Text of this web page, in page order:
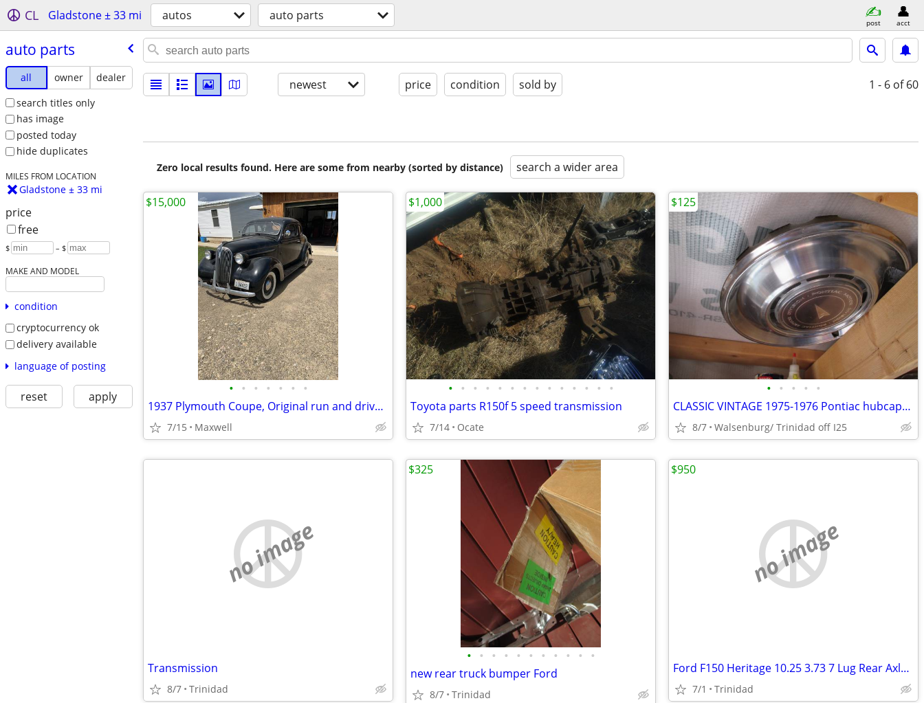
CL Gladstone ± 33 mi autos auto parts post acct
auto parts
all owner
dealer
search titles only
has image
posted today
hide duplicates
MILES FROM LOCATION
Gladstone ± 33 mi
price
free
$ – $
MAKE AND MODEL
condition
cryptocurrency ok
delivery available
language of posting
reset apply
newest price condition sold by 1 - 6 of 60
Zero local results found. Here are some from nearby (sorted by distance) search a wider area
• • • • • • •
1937 Plymouth Coupe, Original run and drives great
7/15 Maxwell
$15,000
• • • • • • • • • • • • • •
Toyota parts R150f 5 speed transmission
7/14 Ocate
$1,000
• • • • •
CLASSIC VINTAGE 1975-1976 Pontiac hubcaps "best offer"
8/7 Walsenburg/ Trinidad off I25
$125
no image
Transmission
8/7 Trinidad
• • • • • • • • • • •
new rear truck bumper Ford
8/7 Trinidad
$325
no image
Ford F150 Heritage 10.25 3.73 7 Lug Rear Axle Asm
7/1 Trinidad
$950